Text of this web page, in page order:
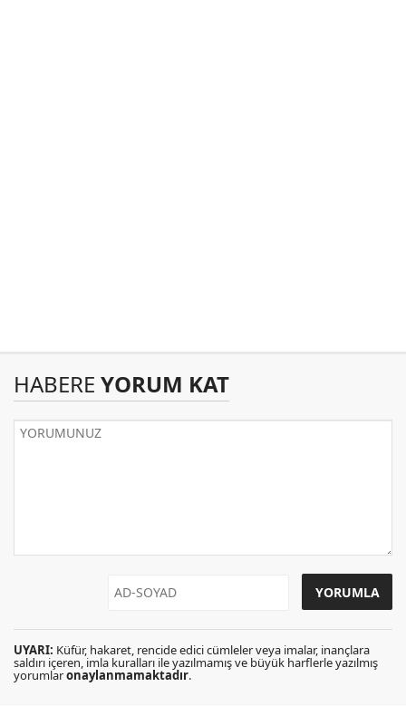
HABERE YORUM KAT
UYARI: Küfür, hakaret, rencide edici cümleler veya imalar, inançlara
saldırı içeren, imla kuralları ile yazılmamış ve büyük harflerle yazılmış
yorumlaronaylanmamaktadır.